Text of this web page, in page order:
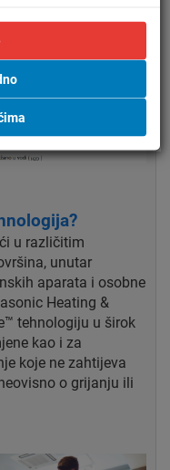
u različitim
unutar
aparata i osobne
Heating &
tehnologiju u širok
kao i za
koje ne zahtijeva
o grijanju ili